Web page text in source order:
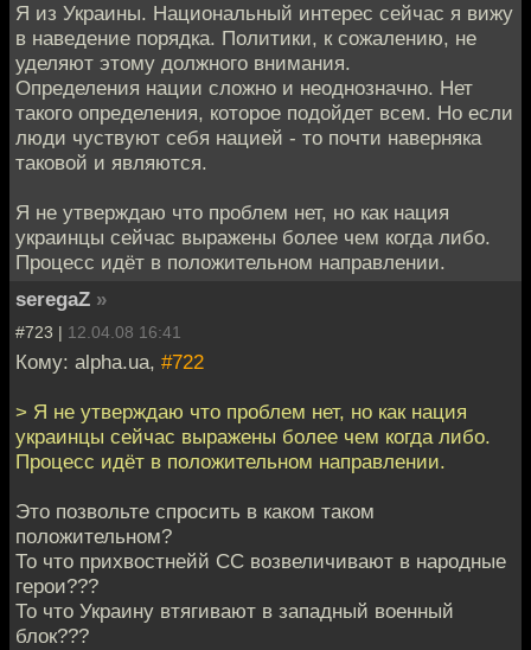
Я из Украины. Национальный интерес сейчас я вижу
в наведение порядка. Политики, к сожалению, не
уделяют этому должного внимания.
Определения нации сложно и неоднозначно. Нет
такого определения, которое подойдет всем. Но если
люди чуствуют себя нацией - то почти наверняка
таковой и являются.
Я не утверждаю что проблем нет, но как нация
украинцы сейчас выражены более чем когда либо.
Процесс идёт в положительном направлении.
seregaZ »
#723 | 12.04.08 16:41
Кому: alpha.ua, #722
> Я не утверждаю что проблем нет, но как нация
украинцы сейчас выражены более чем когда либо.
Процесс идёт в положительном направлении.
Это позвольте спросить в каком таком
положительном?
То что прихвостнейй СС возвеличивают в народные
герои???
То что Украину втягивают в западный военный
блок???